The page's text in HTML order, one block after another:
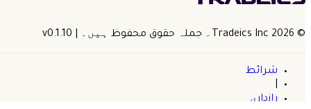
©
2026 Tradeics Inc۔ جملہ حقوق محفوظ ہیں۔ | v
0.1.10
شرائط
رازداری